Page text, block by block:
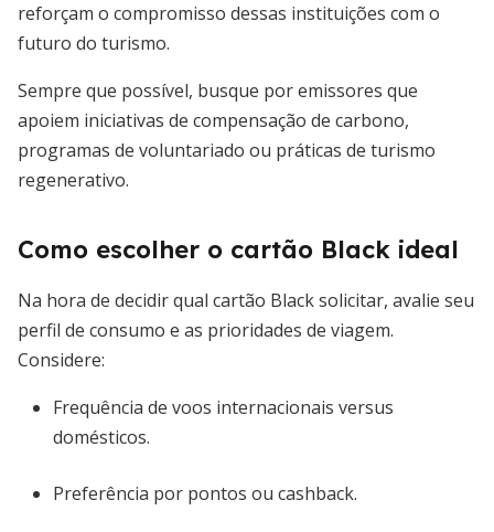
reforçam o compromisso dessas instituições com o
futuro do turismo.
Sempre que possível, busque por emissores que
apoiem iniciativas de compensação de carbono,
programas de voluntariado ou práticas de turismo
regenerativo.
Como escolher o cartão Black ideal
Na hora de decidir qual cartão Black solicitar, avalie seu
perfil de consumo e as prioridades de viagem.
Considere:
Frequência de voos internacionais versus
domésticos.
Preferência por pontos ou cashback.